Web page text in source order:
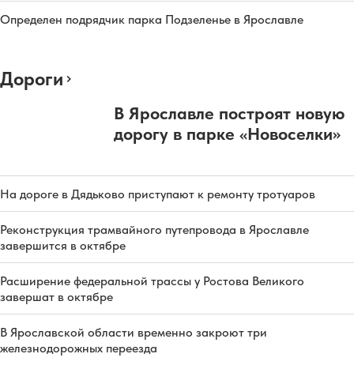
Определен подрядчик парка Подзеленье в Ярославле
Дороги
В Ярославле построят новую
дорогу в парке «Новоселки»
На дороге в Дядьково приступают к ремонту тротуаров
Реконструкция трамвайного путепровода в Ярославле
завершится в октябре
Расширение федеральной трассы у Ростова Великого
завершат в октябре
В Ярославской области временно закроют три
железнодорожных переезда